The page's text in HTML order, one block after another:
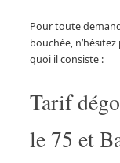
Pour toute
bouchée, n’hésitez
quoi il consiste :
Tarif
le 75 et